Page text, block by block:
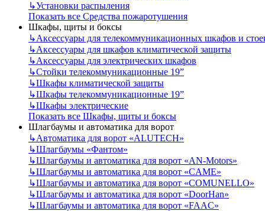
↳Установки распыления
Показать все Средства пожаротушения
Шкафы, щиты и боксы
↳Аксессуары для телекоммуникационных шкафов и
↳Аксессуары для шкафов климатической защиты
↳Аксессуары для электрических шкафов
↳Стойки телекоммуникационные 19”
↳Шкафы климатической защиты
↳Шкафы телекоммуникационные 19”
↳Шкафы электрические
Показать все Шкафы, щиты и боксы
Шлагбаумы и автоматика для ворот
↳Автоматика для ворот «ALUTECH»
↳Шлагбаумы «Фантом»
↳Шлагбаумы и автоматика для ворот «AN-Motors»
↳Шлагбаумы и автоматика для ворот «CAME»
↳Шлагбаумы и автоматика для ворот «COMUNELLO»
↳Шлагбаумы и автоматика для ворот «DoorHan»
↳Шлагбаумы и автоматика для ворот «FAAC»